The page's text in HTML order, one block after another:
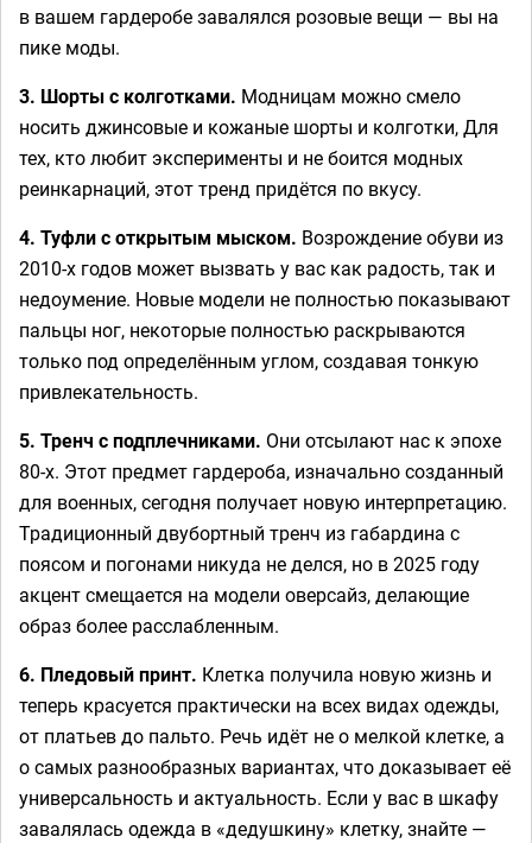
в вашем гардеробе завалялся розовые вещи — вы на
пике моды.
3. Шорты с колготками. Модницам можно смело
носить джинсовые и кожаные шорты и колготки, Для
тех, кто любит эксперименты и не боится модных
реинкарнаций, этот тренд придётся по вкусу.
4. Туфли с открытым мыском. Возрождение обуви из
2010-х годов может вызвать у вас как радость, так и
недоумение. Новые модели не полностью показывают
пальцы ног, некоторые полностью раскрываются
только под определённым углом, создавая тонкую
привлекательность.
5. Тренч с подплечниками. Они отсылают нас к эпохе
80-х. Этот предмет гардероба, изначально созданный
для военных, сегодня получает новую интерпретацию.
Традиционный двубортный тренч из габардина с
поясом и погонами никуда не делся, но в 2025 году
акцент смещается на модели оверсайз, делающие
образ более расслабленным.
6. Пледовый принт. Клетка получила новую жизнь и
теперь красуется практически на всех видах одежды,
от платьев до пальто. Речь идёт не о мелкой клетке, а
о самых разнообразных вариантах, что доказывает её
универсальность и актуальность. Если у вас в шкафу
завалялась одежда в «дедушкину» клетку, знайте —